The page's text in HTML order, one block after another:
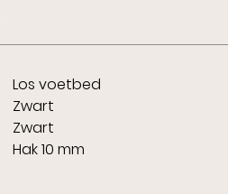
Los voetbed
Zwart
Zwart
Hak 10 mm